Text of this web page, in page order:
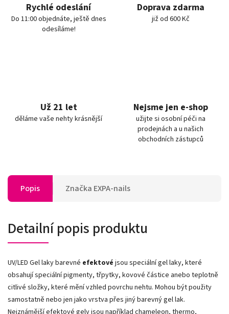
Rychlé odeslání
Do 11:00 objednáte, ještě dnes
odesíláme!
Doprava zdarma
již od 600 Kč
Už 21 let
děláme vaše nehty krásnější
Nejsme jen e-shop
užijte si osobní péči na
prodejnách a u našich
obchodních zástupců
Popis Značka EXPA-nails
Detailní popis produktu
UV/LED Gel laky barevné efektové jsou speciální gel laky, které
obsahují speciální pigmenty, třpytky, kovové částice anebo teplotně
citlivé složky, které mění vzhled povrchu nehtu. Mohou být použity
samostatně nebo jen jako vrstva přes jiný barevný gel lak.
Nejznámější efektové gely jsou například chameleon, thermo,